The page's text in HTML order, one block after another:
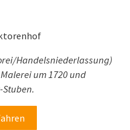
Handelsniederlassung)
um 1720 und